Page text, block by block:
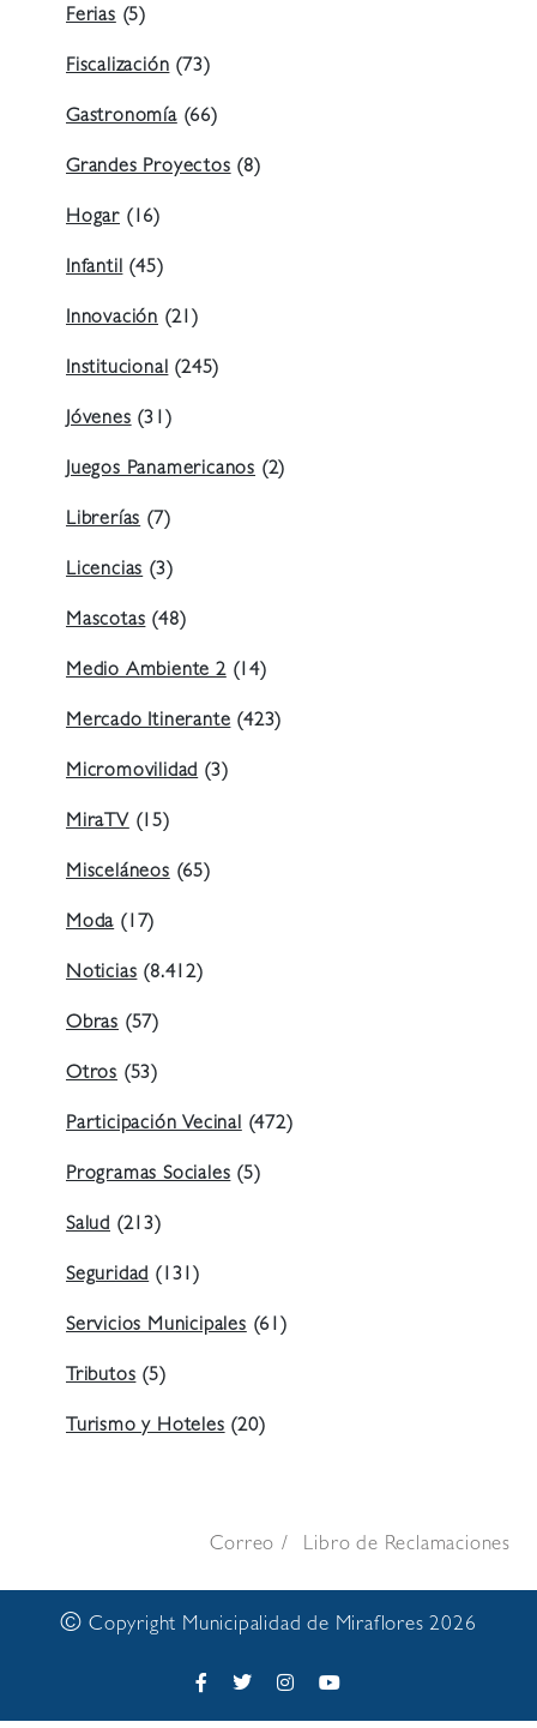
Ferias(5)
Fiscalización(73)
Gastronomía(66)
Grandes Proyectos(8)
Hogar (16)
Infantil(45)
Innovación (21)
Institucional(245)
Jóvenes(31)
Juegos Panamericanos (2)
Librerías(7)
Licencias(3)
Mascotas(48)
Medio Ambiente 2(14)
Mercado Itinerante(423)
Micromovilidad(3)
MiraTV(15)
Misceláneos(65)
Moda(17)
Noticias(8.412)
Obras (57)
Otros (53)
Participación Vecinal(472)
Programas Sociales(5)
Salud (213)
Seguridad(131)
Servicios Municipales(61)
Tributos(5)
Turismo y Hoteles(20)
Correo Libro de Reclamaciones
© Copyright Municipalidad de Miraflores 2026